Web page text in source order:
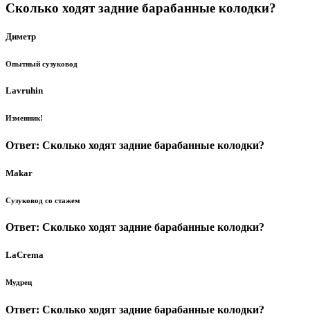
Сколько ходят задние барабанные колодки?
Диметр
Опытный сузуковод
Lavruhin
Изменник!
Ответ: Сколько ходят задние барабанные колодки?
Мakar
Сузуковод со стажем
Ответ: Сколько ходят задние барабанные колодки?
LaCrema
Мудрец
Ответ: Сколько ходят задние барабанные колодки?